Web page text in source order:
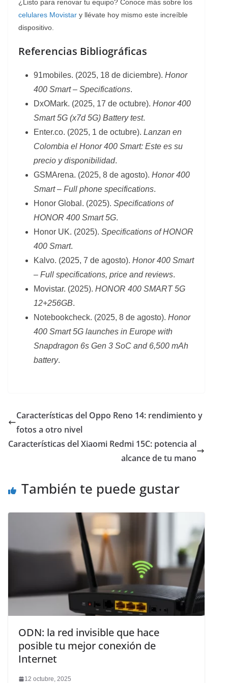
¿Listo para renovar tu equipo? Conoce más sobre los
celulares Movistar y llévate hoy mismo este increíble
dispositivo.
Referencias Bibliográficas
91mobiles. (2025, 18 de diciembre). Honor
400 Smart – Specifications.
DxOMark. (2025, 17 de octubre). Honor 400
Smart 5G (x7d 5G) Battery test.
Enter.co. (2025, 1 de octubre). Lanzan en
Colombia el Honor 400 Smart: Este es su
precio y disponibilidad.
GSMArena. (2025, 8 de agosto). Honor 400
Smart – Full phone specifications.
Honor Global. (2025). Specifications of
HONOR 400 Smart 5G.
Honor UK. (2025). Specifications of HONOR
400 Smart.
Kalvo. (2025, 7 de agosto). Honor 400 Smart
– Full specifications, price and reviews.
Movistar. (2025). HONOR 400 SMART 5G
12+256GB.
Notebookcheck. (2025, 8 de agosto). Honor
400 Smart 5G launches in Europe with
Snapdragon 6s Gen 3 SoC and 6,500 mAh
battery.
Características del Oppo Reno 14: rendimiento y
fotos a otro nivel
Características del Xiaomi Redmi 15C: potencia al
alcance de tu mano
También te puede gustar
ODN: la red invisible que hace
posible tu mejor conexión de
Internet
12 octubre, 2025